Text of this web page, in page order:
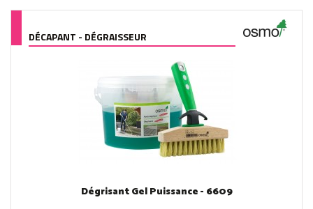
DÉCAPANT - DÉGRAISSEUR
Dégrisant Gel Puissance - 6609